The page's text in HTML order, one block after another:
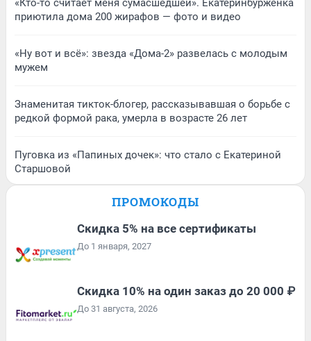
«Кто-то считает меня сумасшедшей». Екатеринбурженка
приютила дома 200 жирафов — фото и видео
«Ну вот и всё»: звезда «Дома-2» развелась с молодым
мужем
Знаменитая тикток-блогер, рассказывавшая о борьбе с
редкой формой рака, умерла в возрасте 26 лет
Пуговка из «Папиных дочек»: что стало с Екатериной
Старшовой
ПРОМОКОДЫ
Скидка 5% на все сертификаты
До 1 января, 2027
Скидка 10% на один заказ до 20 000 ₽
До 31 августа, 2026